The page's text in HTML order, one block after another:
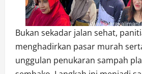
Bukan sekadar jalan sehat,
menghadirkan pasar murah
unggulan penukaran sampah